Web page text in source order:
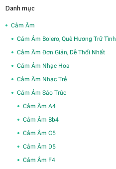
Danh mục
Cảm Âm
Cảm Âm Bolero, Quê Hương Trữ Tình
Cảm Âm Đơn Giản, Dễ Thổi Nhất
Cảm Âm Nhạc Hoa
Cảm Âm Nhạc Trẻ
Cảm Âm Sáo Trúc
Cảm Âm A4
Cảm Âm Bb4
Cảm Âm C5
Cảm Âm D5
Cảm Âm F4